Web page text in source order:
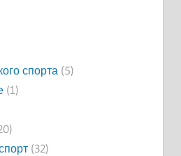
спорта (5)
(1)
(32)